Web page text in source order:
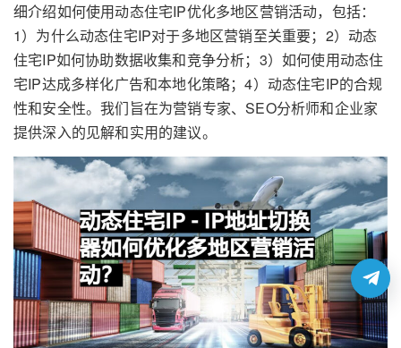
细介绍如何使用动态住宅IP优化多地区营销活动，包括：
1）为什么动态住宅IP对于多地区营销至关重要；2）动态
住宅IP如何协助数据收集和竞争分析；3）如何使用动态住
宅IP达成多样化广告和本地化策略；4）动态住宅IP的合规
性和安全性。我们旨在为营销专家、SEO分析师和企业家
提供深入的见解和实用的建议。